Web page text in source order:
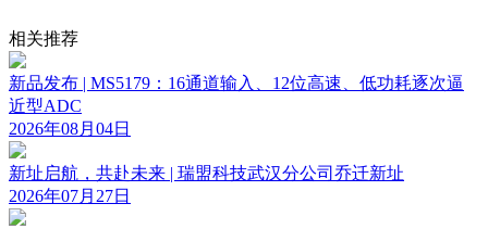
相关推荐
新品发布 | MS5179：16通道输入、12位高速、低功耗逐次逼
近型ADC
2026年08月04日
新址启航，共赴未来 | 瑞盟科技武汉分公司乔迁新址
2026年07月27日